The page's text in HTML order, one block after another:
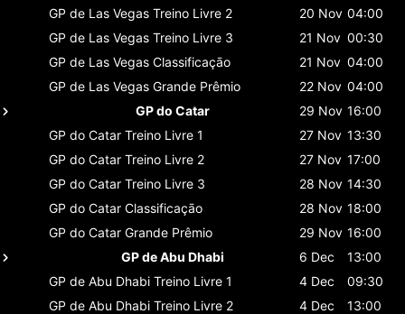
GP de Las Vegas Treino Livre 2 20 Nov 04:00
GP de Las Vegas Treino Livre 3 21 Nov 00:30
GP de Las Vegas Classificaçāo 21 Nov 04:00
GP de Las Vegas Grande Prêmio 22 Nov 04:00
GP do Catar
29 Nov 16:00
GP do Catar Treino Livre 1 27 Nov 13:30
GP do Catar Treino Livre 2 27 Nov 17:00
GP do Catar Treino Livre 3 28 Nov 14:30
GP do Catar Classificaçāo 28 Nov 18:00
GP do Catar Grande Prêmio 29 Nov 16:00
GP de Abu Dhabi
6 Dec
13:00
GP de Abu Dhabi Treino Livre 1 4 Dec
09:30
GP de Abu Dhabi Treino Livre 2 4 Dec
13:00